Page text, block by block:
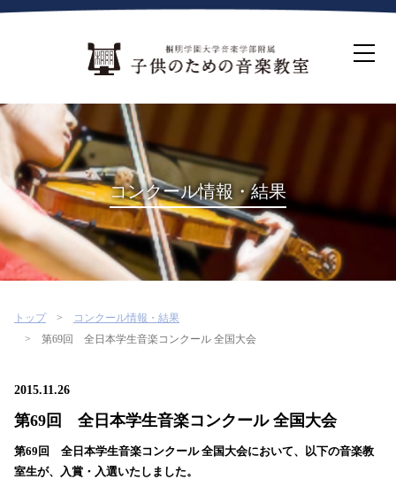
ホーム
生徒募集について
教室案内
コース紹介
概要・沿革
桐朋を選ぶ理由
インタビュー・コラム
イベント
よくある質問
コンクール情報・結果
トップ
コンクール情報・結果
第69回 全日本学生音楽コンクール 全国大会
2015.11.26
第69回 全日本学生音楽コンクール 全国大会
第69回 全日本学生音楽コンクール 全国大会において、以下の音楽教
室生が、入賞・入選いたしました。